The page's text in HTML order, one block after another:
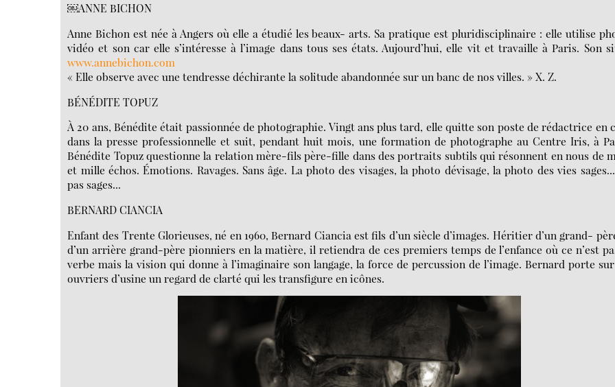
￼ANNE BICHON
Anne Bichon est née à Angers où elle a étudié les beaux- arts. Sa pratique est pluridisciplinaire : elle utilise
vidéo et son car elle s’intéresse à l’image dans tous ses états. Aujourd’hui, elle vit et travaille à Paris. Son
www.annebichon.com
« Elle observe avec une tendresse déchirante la solitude abandonnée sur un banc de nos villes. » X. Z.
BÉNÉDITE TOPUZ
À 20 ans, Bénédite était passionnée de photographie. Vingt ans plus tard, elle quitte son poste de rédactrice en
dans la presse professionnelle et suit, pendant huit mois, une formation de photographe au Centre Iris, à
Bénédite Topuz questionne la relation mère-fils père-fille dans des portraits subtils qui résonnent en nous de
et mille échos. Émotions. Ravages. Sans âge. La photo des visages, la photo dévisage, la photo des vies
pas sages...
BERNARD CIANCIA
Enfant des Trente Glorieuses, né en 1960, Bernard Ciancia est fils d’un siècle d’images. Héritier d’un grand-
d’un arrière grand-père pionniers en la matière, il retiendra de ces premiers temps de l’enfance où ce n’est
verbe mais la vision qui donne à l’imaginaire son langage, la force de percussion de l’image. Bernard porte
ouvriers d’usine un regard de clarté qui les transfigure en icônes.